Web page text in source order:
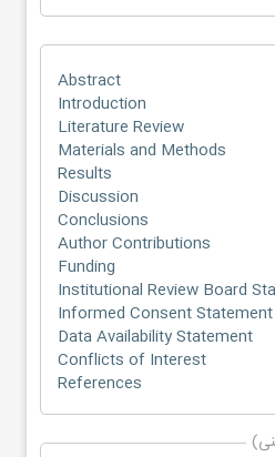
Abstract
Introduction
Literature Review
Materials and Methods
Results
Discussion
Conclusions
Author Contributions
Funding
Institutional Review Board
Informed Consent Statement
Data Availability Statement
Conflicts of Interest
References